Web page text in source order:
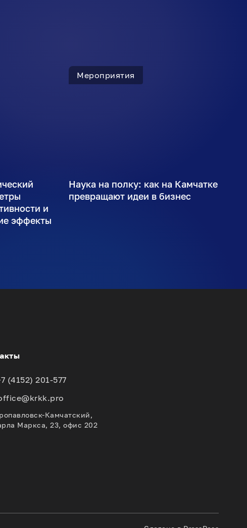
и
эффекты
Мероприятия
Наука на полку: как на Камчатке
превращают идеи в бизнес
(4152) 201-577
Камчатский,
Маркса, 23, офис 202